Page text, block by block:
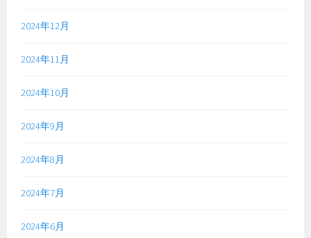
2024年12月
2024年11月
2024年10月
2024年9月
2024年8月
2024年7月
2024年6月